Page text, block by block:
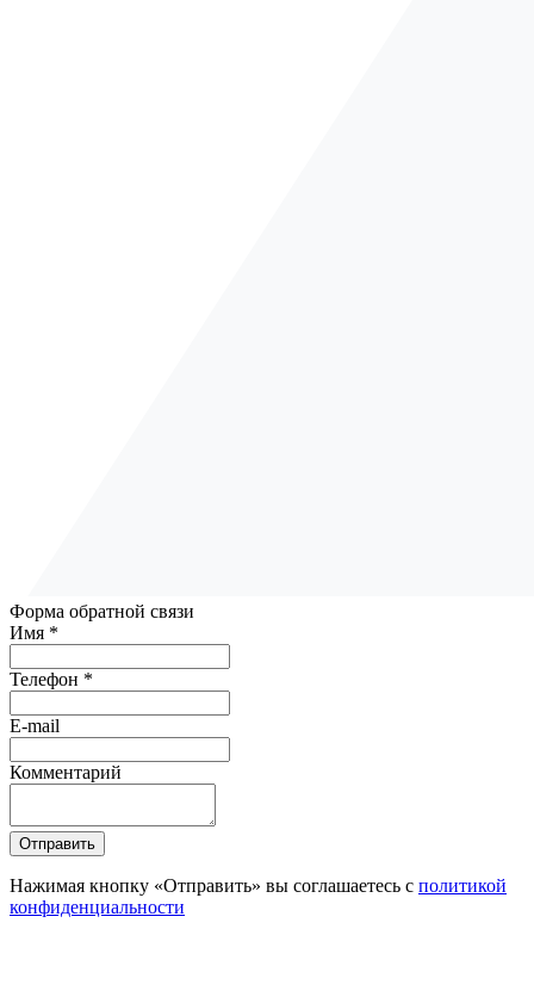
Форма обратной связи
Имя *
Телефон *
E-mail
Комментарий
Отправить
Нажимая кнопку «Отправить» вы соглашаетесь с политикой
конфиденциальности